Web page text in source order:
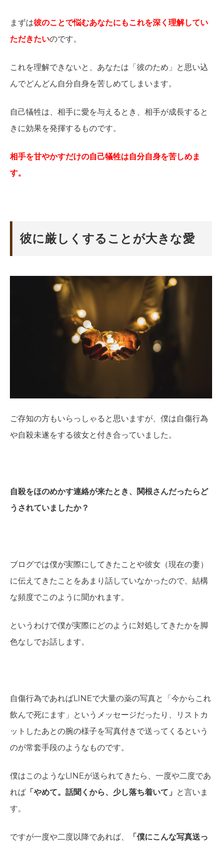
まずは彼のことで悩むあなたにもこれを深く理解してい
ただきたいのです。
これを理解できないと、あなたは「彼のため」と思い込
んでどんどん自分自身を苦しめてしまいます。
自己犠牲は、相手に愛を与えるとき、相手が成長すると
きに効果を発揮するものです。
相手を甘やかすだけの自己犠牲は自分自身を苦しめま
す。
彼に厳しくすることが大きな愛
ご存知の方もいらっしゃると思いますが、僕は自傷行為
や自殺未遂をする彼女と付き合っていました。
自殺をほのめかす連絡が来たとき、関根さんだったらど
うされていましたか？
ブログでは僕が実際にしてきたことや彼女（現在の妻）
に伝えてきたことをあまり話していなかったので、結構
な頻度でこのように聞かれます。
というわけで僕が実際にどのように対処してきたかを脚
色なしでお話します。
自傷行為であればLINEで大量の薬の写真と「今からこれ
飲んで死にます」というメッセージだったり、リストカ
ットしたあとの腕の様子を写真付きで送ってくるという
のが常套手段のようなものです。
僕はこのようなLINEが送られてきたら、一度や二度であ
れば 「やめて。話聞くから、少し落ち着いて」 と言いま
す。
ですが一度や二度以降であれば、 「僕にこんな写真送っ